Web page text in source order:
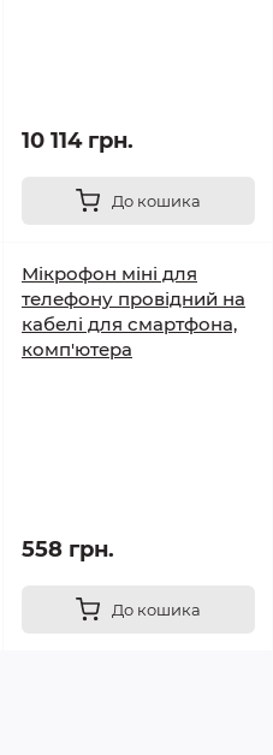
10 114 грн.
До кошика
Мікрофон міні для
телефону провідний на
кабелі для смартфона,
комп'ютера
558 грн.
До кошика